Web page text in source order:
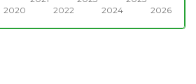
2020
2022
2024
2026